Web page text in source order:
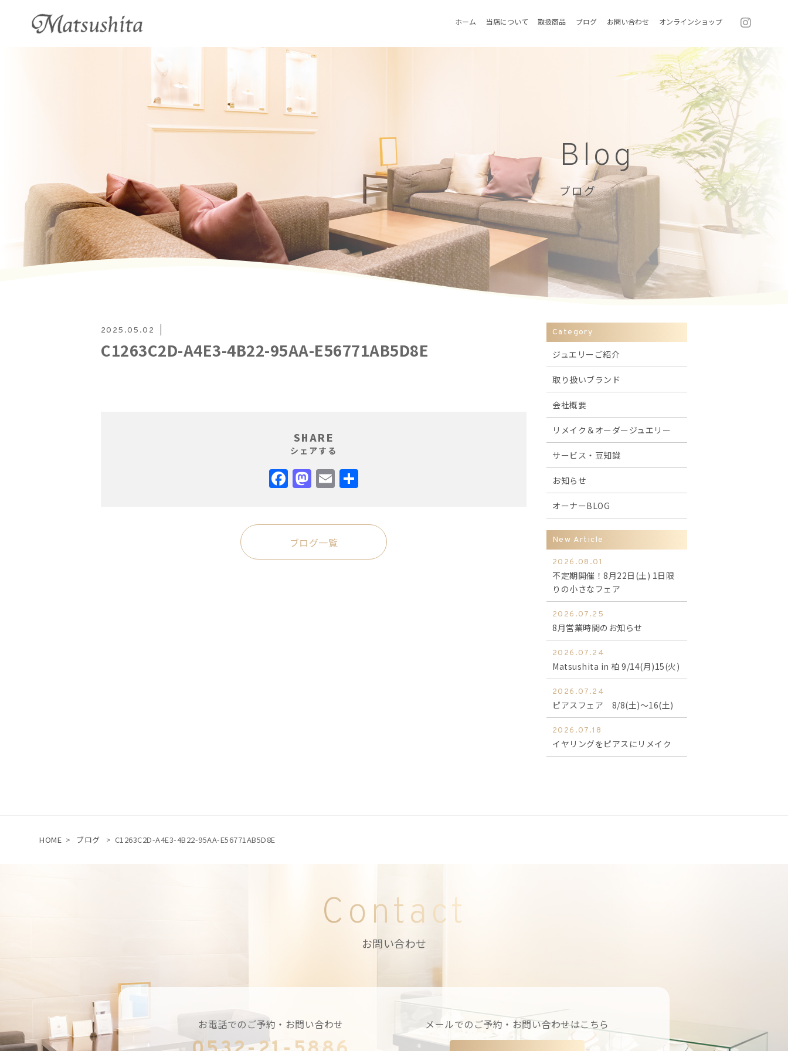
ホーム 当店について 取扱商品 ブログ お問い合わせ オンラインショップ
Blog
ブログ
2025.05.02
C1263C2D-A4E3-4B22-95AA-E56771AB5D8E
SHARE
シェアする
Facebook
Mastodon
Email
ブログ一覧
Category
ジュエリーご紹介
取り扱いブランド
会社概要
リメイク＆オーダージュエリー
サービス・豆知識
お知らせ
オーナーBLOG
New Article
2026.08.01
不定期開催！8月22日(土) 1日限
りの小さなフェア
2026.07.25
8月営業時間のお知らせ
2026.07.24
Matsushita in 柏 9/14(月)15(火)
2026.07.24
ピアスフェア 8/8(土)～16(土)
2026.07.18
イヤリングをピアスにリメイク
HOME > ブログ > C1263C2D-A4E3-4B22-95AA-E56771AB5D8E
Contact
お問い合わせ
お電話でのご予約・お問い合わせ メールでのご予約・お問い合わせはこちら